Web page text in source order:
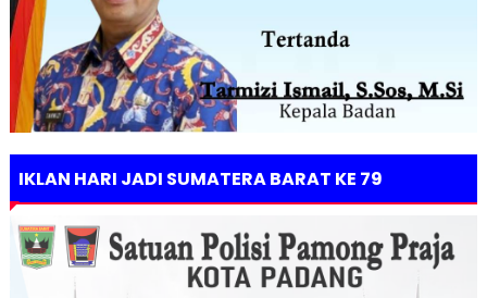
IKLAN HARI JADI SUMATERA BARAT KE 79